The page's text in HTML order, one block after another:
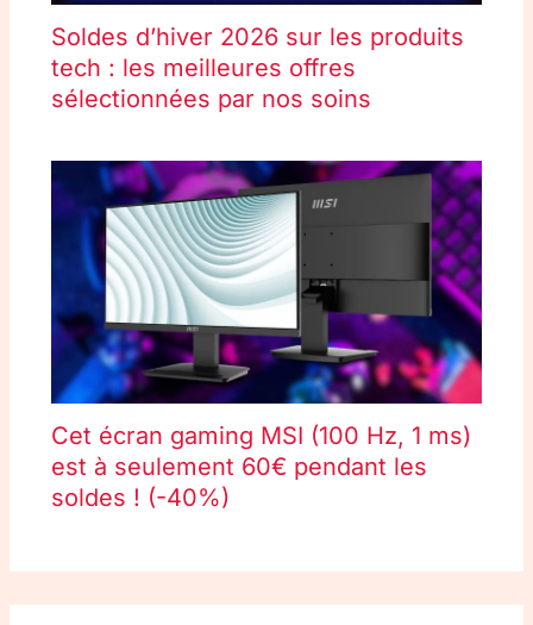
Soldes d’hiver 2026 sur les produits
tech : les meilleures offres
sélectionnées par nos soins
Cet écran gaming MSI (100 Hz, 1 ms)
est à seulement 60€ pendant les
soldes ! (-40%)